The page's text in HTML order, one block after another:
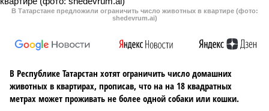
В Татарстане предложили ограничить число животных в квартире (фото:
shedevrum.ai)
В Республике Татарстан хотят ограничить число домашних
животных в квартирах, прописав, что на на 18 квадратных
метрах может проживать не более одной собаки или кошки.